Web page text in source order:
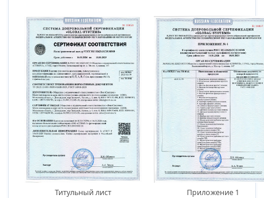
Титульный лист Приложение 1